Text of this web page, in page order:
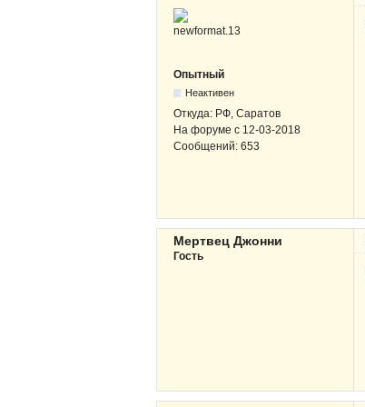
Опытный
Неактивен
Откуда: РФ, Саратов
На форуме с 12-03-2018
Сообщений: 653
Мертвец Джонни
Гость